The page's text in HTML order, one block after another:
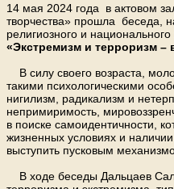
14 мая 2024 года в актовом
творчества» прошла беседа,
религиозного и
«Экстремизм и терроризм –
В силу своего возраста,
такими психологическими
нигилизм, радикализм и
непримиримость,
в поиске самоидентичности,
жизненных условиях и
выступить пусковым
В ходе беседы Дальцаев